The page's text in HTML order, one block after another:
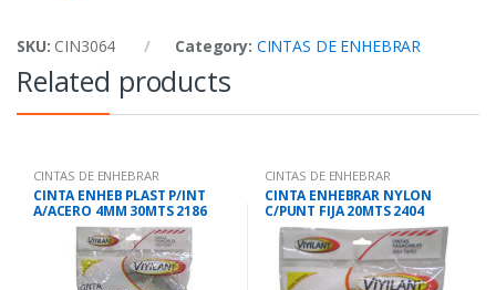
SKU: CIN3064 Category: CINTAS DE ENHEBRAR
Related products
CINTAS DE ENHEBRAR
CINTA ENHEB PLAST P/INT
A/ACERO 4MM 30MTS 2186
CINTAS DE ENHEBRAR
CINTA ENHEBRAR NYLON
C/PUNT FIJA 20MTS 2404